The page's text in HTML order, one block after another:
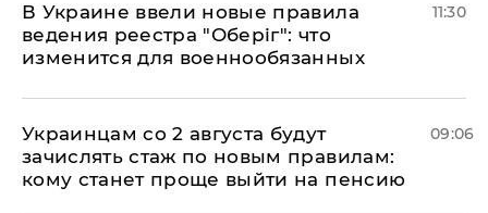
В Украине ввели новые правила
ведения реестра "Оберіг": что
изменится для военнообязанных
11:30
Украинцам со 2 августа будут
зачислять стаж по новым правилам:
кому станет проще выйти на пенсию
09:06